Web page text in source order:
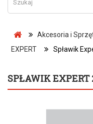
Akcesoria i
EXPERT
Spławik
SPŁAWIK EXPERT